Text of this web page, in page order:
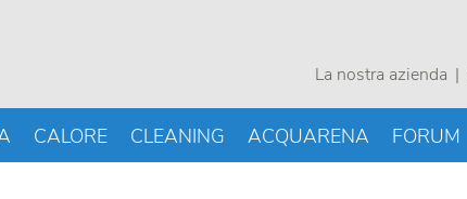
La nostra azienda
CALORE CLEANING ACQUARENA FORUM